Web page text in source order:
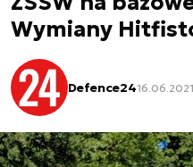
Wymiany
Defence2416.06.2021